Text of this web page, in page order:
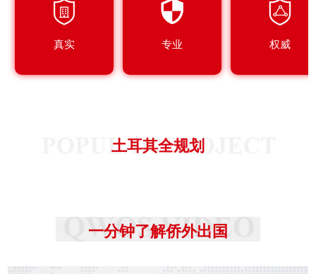
真实 专业 权威
土耳其全规划
一分钟了解侨外出国